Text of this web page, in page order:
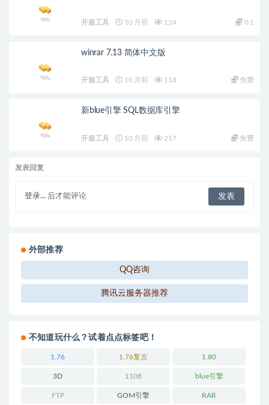
开服工具 10 月前 124 0.1
winrar 7.13 简体中文版
开服工具 10 月前 118 免费
新blue引擎 SQL数据库引擎
开服工具 10 月前 217 免费
发表回复
登录... 后才能评论
外部推荐
QQ咨询
腾讯云服务器推荐
不知道玩什么？试着点点标签吧！
1.76 1.76复古 1.80
3D 1108 blue引擎
FTP GOM引擎 RAR